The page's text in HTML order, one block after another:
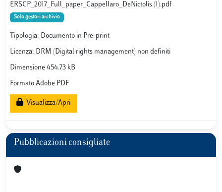
ERSCP_2017_Full_paper_Cappellaro_DeNictolis (1).pdf
Solo gestori archivio
Tipologia: Documento in Pre-print
Licenza: DRM (Digital rights management) non definiti
Dimensione 454.73 kB
Formato Adobe PDF
Visualizza/Apri
Pubblicazioni consigliate